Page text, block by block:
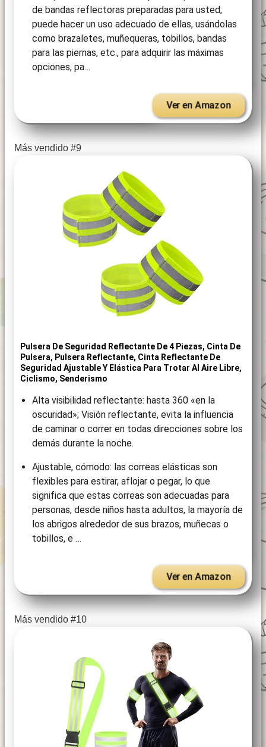
de bandas reflectoras preparadas para usted,
puede hacer un uso adecuado de ellas, usándolas
como brazaletes, muñequeras, tobillos, bandas
para las piernas, etc., para adquirir las máximas
opciones, pa…
Ver en Amazon
Más vendido #9
Pulsera De Seguridad Reflectante De 4 Piezas, Cinta De
Pulsera, Pulsera Reflectante, Cinta Reflectante De
Seguridad Ajustable Y Elástica Para Trotar Al Aire Libre,
Ciclismo, Senderismo
Alta visibilidad reflectante: hasta 360 «en la
oscuridad»; Visión reflectante, evita la influencia
de caminar o correr en todas direcciones sobre los
demás durante la noche.
Ajustable, cómodo: las correas elásticas son
flexibles para estirar, aflojar o pegar, lo que
significa que estas correas son adecuadas para
personas, desde niños hasta adultos, la mayoría de
los abrigos alrededor de sus brazos, muñecas o
tobillos, e …
Ver en Amazon
Más vendido #10